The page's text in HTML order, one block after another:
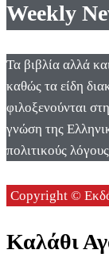
Weekly
Τα βιβλία αλλά
καθώς τα είδη
φιλοξενούνται
γνώση της
πολιτικούς
Copyright ©
Καλάθι